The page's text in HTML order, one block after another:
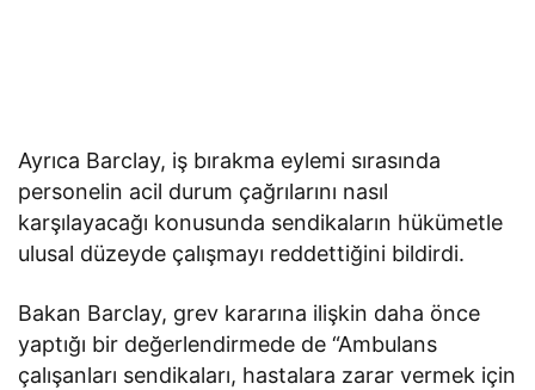
Ayrıca Barclay, iş bırakma eylemi sırasında
personelin acil durum çağrılarını nasıl
karşılayacağı konusunda sendikaların hükümetle
ulusal düzeyde çalışmayı reddettiğini bildirdi.
Bakan Barclay, grev kararına ilişkin daha önce
yaptığı bir değerlendirmede de “Ambulans
çalışanları sendikaları, hastalara zarar vermek için